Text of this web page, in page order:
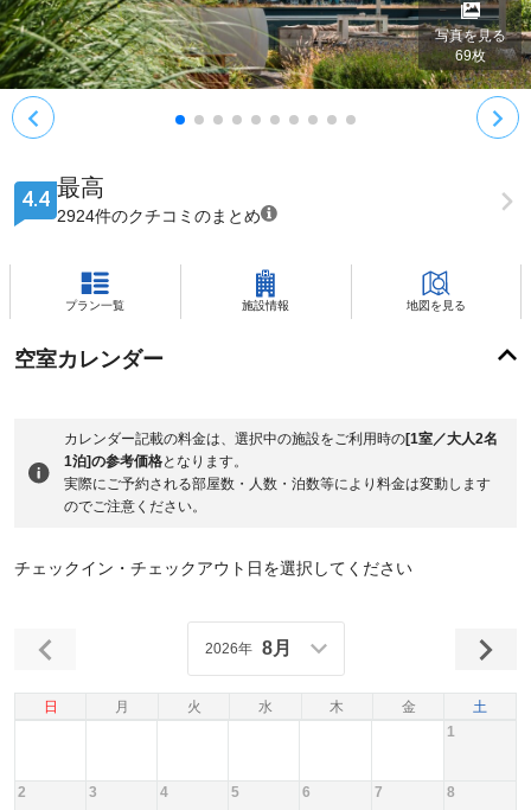
写真を見る
69枚
4.4 最高
2924件のクチコミのまとめ
プラン一覧 施設情報 地図を見る
空室カレンダー
カレンダー記載の料金は、選択中の施設をご利用時の[1室／大人2名
1泊]の参考価格となります。
実際にご予約される部屋数・人数・泊数等により料金は変動します
のでご注意ください。
チェックイン・チェックアウト日を選択してください
日 月 火 水 木 金 土
2026年 8月
1
2 3 4 5 6 7 8